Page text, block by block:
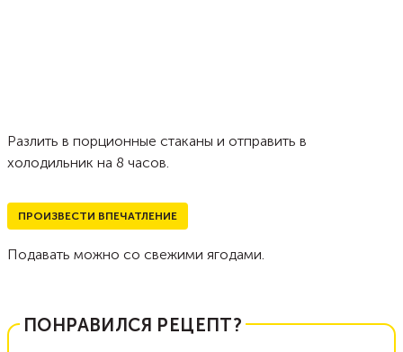
Разлить в порционные стаканы и отправить в
холодильник на 8 часов.
ПРОИЗВЕСТИ ВПЕЧАТЛЕНИЕ
Подавать можно со свежими ягодами.
ПОНРАВИЛСЯ РЕЦЕПТ?